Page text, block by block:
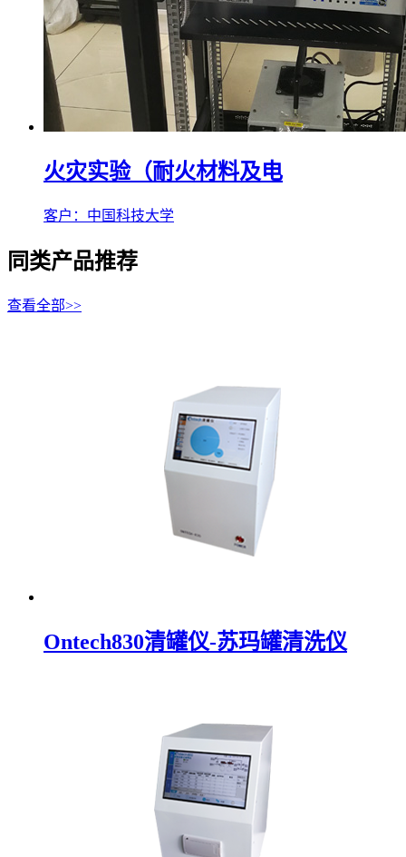
火灾实验（耐火材料及电
客户：中国科技大学
同类产品推荐
查看全部>>
Ontech830清罐仪-苏玛罐清洗仪